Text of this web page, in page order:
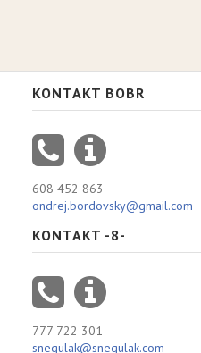
KONTAKT BOBR
608 452 863
ondrej.bordovsky@gmail.com
KONTAKT -8-
777 722 301
snegulak@snegulak.com